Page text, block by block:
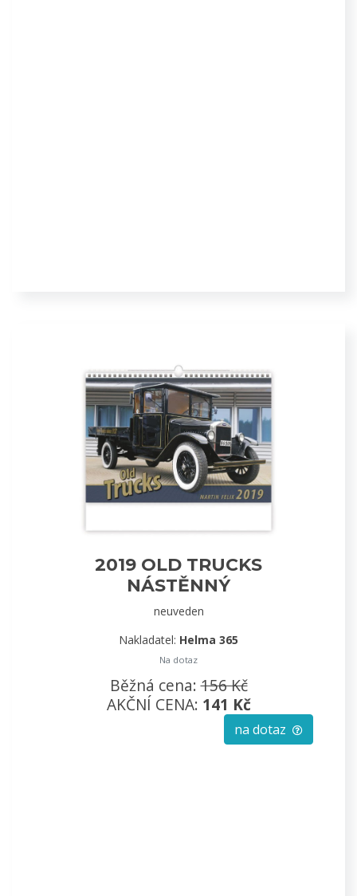
2019 OLD TRUCKS
NÁSTĚNNÝ
neuveden
Nakladatel: Helma 365
Na dotaz
Běžná cena:156 Kč
AKČNÍ CENA: 141 Kč
na dotaz